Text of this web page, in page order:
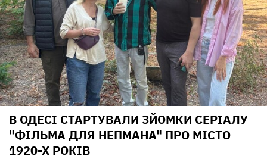
В ОДЕСІ СТАРТУВАЛИ ЗЙОМКИ СЕРІАЛУ
"ФІЛЬМА ДЛЯ НЕПМАНА" ПРО МІСТО
1920-Х РОКІВ